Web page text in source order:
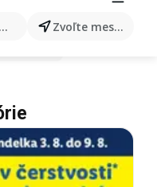
produkty... Zvoľte mesto